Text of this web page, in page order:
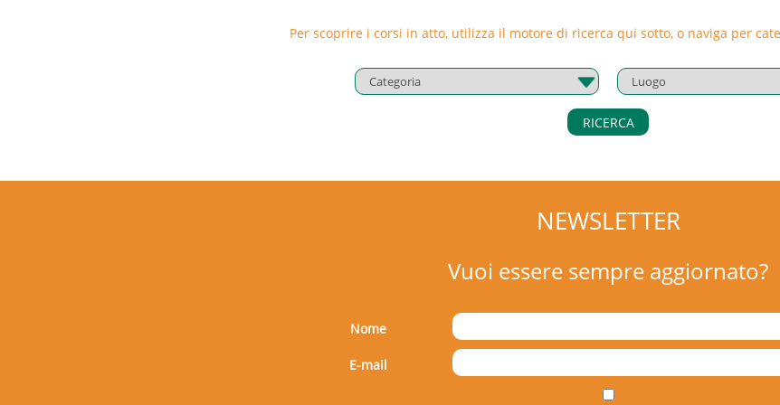
Per scoprire i corsi in atto, utilizza il motore di ricerca qui sotto, o naviga per
RICERCA
NEWSLETTER
Vuoi essere sempre aggiornato?
Nome
E-mail